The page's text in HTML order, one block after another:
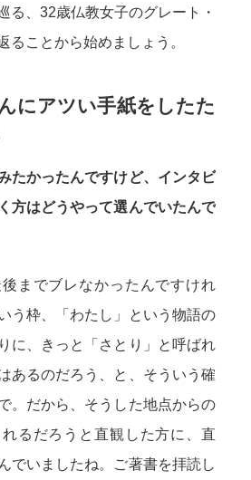
る、32歳仏教女子のグレート・
ることから始めましょう。
にアツい手紙をしたた
かったんですけど、インタビ
方はどうやって選んでいたんで
までブレなかったんですけれ
う枠、「わたし」という物語の
に、きっと「さとり」と呼ばれ
あるのだろう、と、そういう確
。だから、そうした地点からの
るだろうと直観した方に、直
でいましたね。ご著書を拝読し